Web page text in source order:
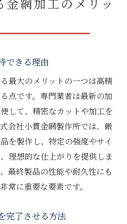
に依頼するべき理由
違い
たソリューションの提供
削減効果
サービス
時間を節約する方法
用した効率化
るための工程
入による時間短縮
リワーク削減
できる理由
最大のメリットの一つは高精
点です。専門業者は最新の加
して、精密なカットや加工を
会社小貫金網製作所では、厳
を製作し、特定の強度やサイ
理想的な仕上がりを提供しま
最終製品の性能や耐久性にも
常に重要な要素です。
完了させる方法